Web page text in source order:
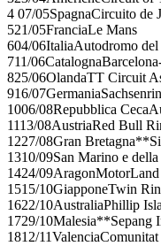
4 07/05SpagnaCircuito de
521/05FranciaLe Mans
604/06ItaliaAutodromo
711/
825/06OlandaTT Circuit
916/
1006/08Repubblica
1113/08AustriaRed Bull
1227/08Gran
1310/09San Marino e
1424/
1515/10GiapponeTwin
1622/10AustraliaPhillip
1729/10Malesia**Sepang
1812/